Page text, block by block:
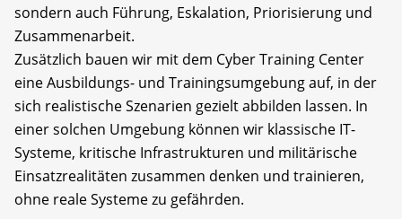
sondern auch Führung, Eskalation, Priorisierung und
Zusammenarbeit.
Zusätzlich bauen wir mit dem Cyber Training Center
eine Ausbildungs- und Trainingsumgebung auf, in der
sich realistische Szenarien gezielt abbilden lassen. In
einer solchen Umgebung können wir klassische IT-
Systeme, kritische Infrastrukturen und militärische
Einsatzrealitäten zusammen denken und trainieren,
ohne reale Systeme zu gefährden.